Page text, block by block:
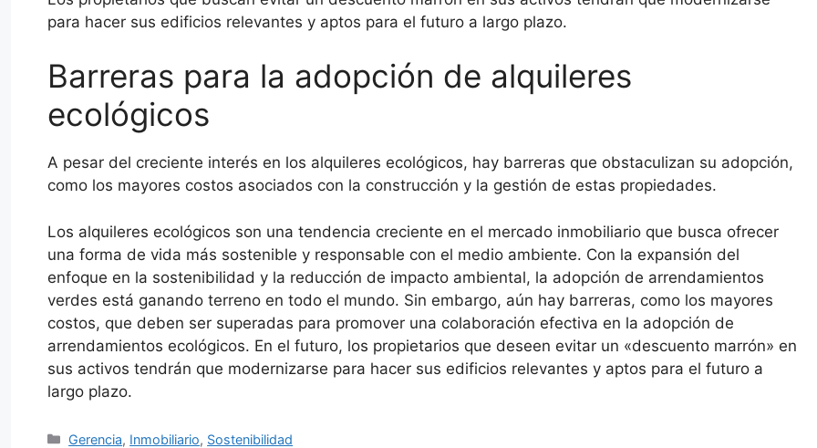
para hacer sus edificios relevantes y aptos para el futuro a largo plazo.
Barreras para la adopción de alquileres
ecológicos
A pesar del creciente interés en los alquileres ecológicos, hay barreras que obstaculizan su adopción,
como los mayores costos asociados con la construcción y la gestión de estas propiedades.
Los alquileres ecológicos son una tendencia creciente en el mercado inmobiliario que busca ofrecer
una forma de vida más sostenible y responsable con el medio ambiente. Con la expansión del
enfoque en la sostenibilidad y la reducción de impacto ambiental, la adopción de arrendamientos
verdes está ganando terreno en todo el mundo. Sin embargo, aún hay barreras, como los mayores
costos, que deben ser superadas para promover una colaboración efectiva en la adopción de
arrendamientos ecológicos. En el futuro, los propietarios que deseen evitar un «descuento marrón» en
sus activos tendrán que modernizarse para hacer sus edificios relevantes y aptos para el futuro a
largo plazo.
Categorías
Gerencia, Inmobiliario, Sostenibilidad